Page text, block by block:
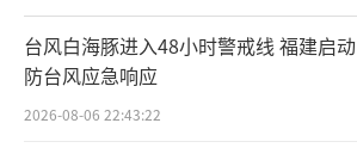
台风白海豚进入48小时警戒线 福建启动
防台风应急响应
2026-08-06 22:43:22